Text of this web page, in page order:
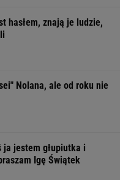
hasłem, znają je ludzie,
Nolana, ale od roku nie
ja jestem głupiutka i
Igę Świątek